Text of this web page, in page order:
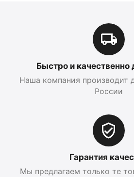
Быстро и качественно
Наша компания производит
России
Гарантия
Мы предлагаем только те